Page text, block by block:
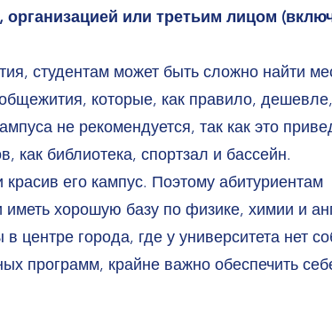
организацией или третьим лицом
студентам может быть сложно найти
которые, как правило,
не рекомендуется, так как это
как библиотека, спортзал и бассейн.
его кампус. Поэтому абитуриентам
иметь хорошую базу по физике, химии и
города, где у университета нет
программ, крайне важно обеспечить